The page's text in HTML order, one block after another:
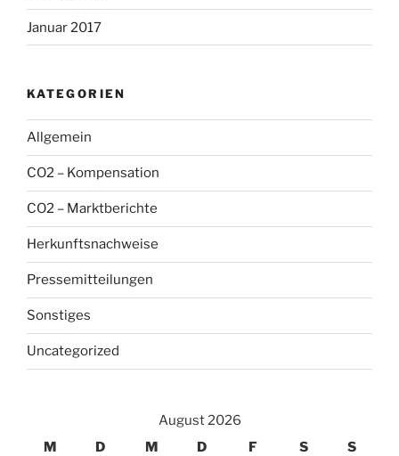
Januar 2017
KATEGORIEN
Allgemein
CO2 – Kompensation
CO2 – Marktberichte
Herkunftsnachweise
Pressemitteilungen
Sonstiges
Uncategorized
August 2026
M
D M D F S S